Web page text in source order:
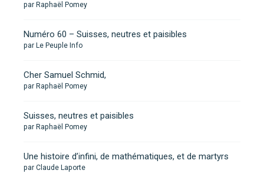
par Raphaël Pomey
Numéro 60 – Suisses, neutres et paisibles
par Le Peuple Info
Cher Samuel Schmid,
par Raphaël Pomey
Suisses, neutres et paisibles
par Raphaël Pomey
Une histoire d’infini, de mathématiques, et de martyrs
par Claude Laporte